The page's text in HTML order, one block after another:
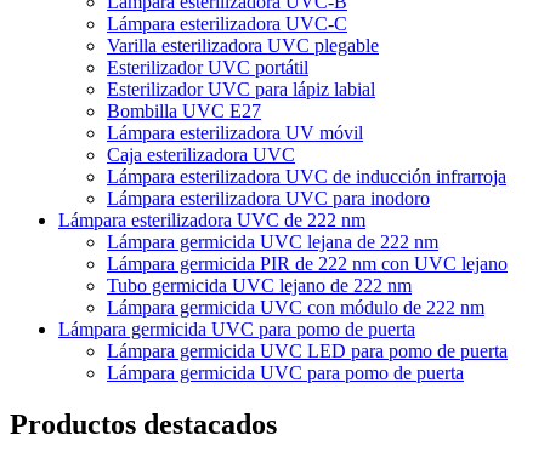
Lámpara esterilizadora UVC-C
Varilla esterilizadora UVC plegable
Esterilizador UVC portátil
Esterilizador UVC para lápiz labial
Bombilla UVC E27
Lámpara esterilizadora UV móvil
Caja esterilizadora UVC
Lámpara esterilizadora UVC de inducción infrarroja
Lámpara esterilizadora UVC para inodoro
Lámpara esterilizadora UVC de 222 nm
Lámpara germicida UVC lejana de 222 nm
Lámpara germicida PIR de 222 nm con UVC lejano
Tubo germicida UVC lejano de 222 nm
Lámpara germicida UVC con módulo de 222 nm
Lámpara germicida UVC para pomo de puerta
Lámpara germicida UVC LED para pomo de puerta
Lámpara germicida UVC para pomo de puerta
Productos destacados